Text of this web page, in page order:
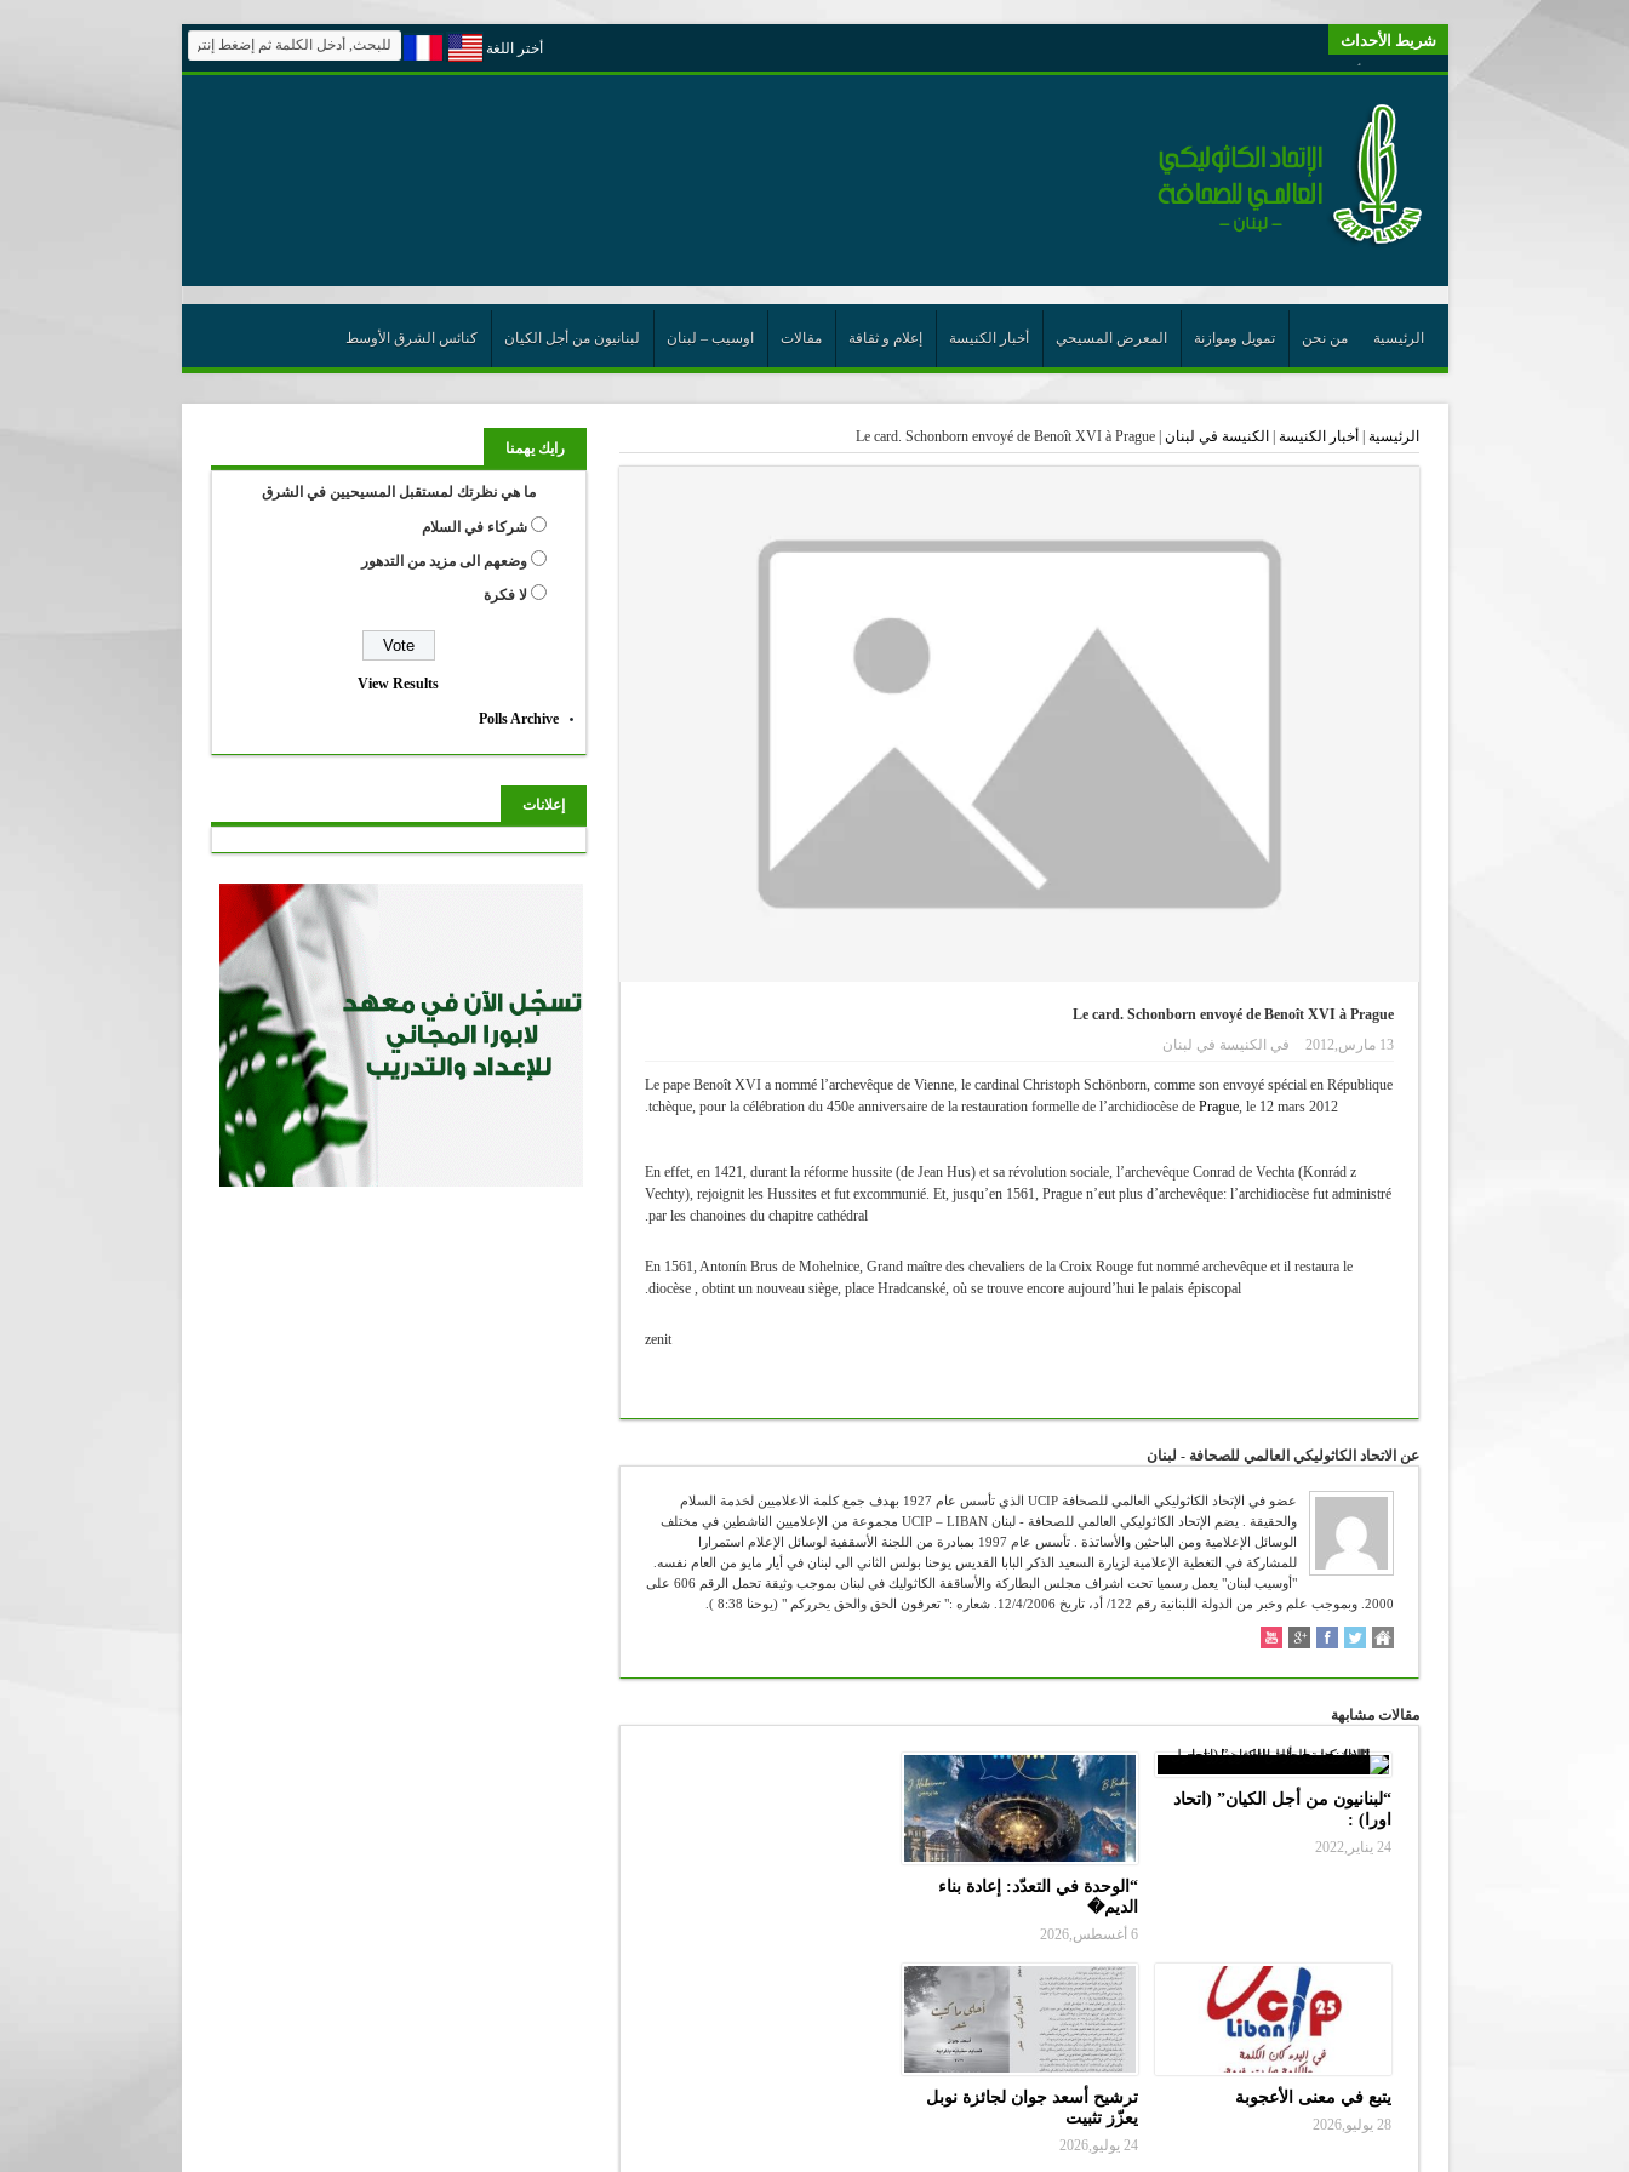
شريط الأحداث
“لبنانيون من أجل الكيان” (اتحاد اورا) : طرح رئيس الجمهورية حول اللامركزية الموسعة شرط واجب للخروج من حالة الجمود
“الوحدة في التعدّد: إعادة بناء الديمقراطيّة التوافقيّة في لبنان”
يتبع في معنى الأعجوبة
ترشيح أسعد جوان لجائزة نوبل يعزّز تثبيت
احتفالات عيد القديس شربل تتواصل في بقاعكفرا…
الأعجوبة في المسيحيّة: معنًى وحدًّا
من يختصر الله يجعل الدين خطرًا
أيّ عيش مشترك نريد؟
أختر اللغة
الرئيسية من نحن تمويل وموازنة المعرض المسيحي أخبار الكنيسة إعلام و ثقافة مقالات اوسيب – لبنان لبنانيون من أجل الكيان كنائس الشرق الأوسط
الرئيسية أخبار الكنيسة الكنيسة في لبنان |
Le card. Schonborn envoyé de Benoît XVI à Prague
Le card. Schonborn envoyé de Benoît XVI à Prague
13 مارس,2012
في الكنيسة في لبنان
Le pape Benoît XVI a nommé l’archevêque de Vienne, le cardinal Christoph Schönborn, comme son envoyé spécial en République
tchèque, pour la célébration du 450e anniversaire de la restauration formelle de l’archidiocèse de Prague, le 12 mars 2012.
En effet, en 1421, durant la réforme hussite (de Jean Hus) et sa révolution sociale, l’archevêque Conrad de Vechta (Konrád z
Vechty), rejoignit les Hussites et fut excommunié. Et, jusqu’en 1561, Prague n’eut plus d’archevêque: l’archidiocèse fut administré
par les chanoines du chapitre cathédral.
En 1561, Antonín Brus de Mohelnice, Grand maître des chevaliers de la Croix Rouge fut nommé archevêque et il restaura le
diocèse , obtint un nouveau siège, place Hradcanské, où se trouve encore aujourd’hui le palais épiscopal.
zenit
عن الاتحاد الكاثوليكي العالمي للصحافة - لبنان
عضو في الإتحاد الكاثوليكي العالمي للصحافة UCIP الذي تأسس عام 1927 بهدف جمع كلمة الاعلاميين لخدمة السلام
والحقيقة . يضم الإتحاد الكاثوليكي العالمي للصحافة - لبنان UCIP – LIBAN مجموعة من الإعلاميين الناشطين في مختلف
الوسائل الإعلامية ومن الباحثين والأساتذة . تأسس عام 1997 بمبادرة من اللجنة الأسقفية لوسائل الإعلام استمرارا
للمشاركة في التغطية الإعلامية لزيارة السعيد الذكر البابا القديس يوحنا بولس الثاني الى لبنان في أيار مايو من العام نفسه.
"أوسيب لبنان" يعمل رسميا تحت اشراف مجلس البطاركة والأساقفة الكاثوليك في لبنان بموجب وثيقة تحمل الرقم 606 على
2000. وبموجب علم وخبر من الدولة اللبنانية رقم 122/ أد، تاريخ 12/4/2006. شعاره :" تعرفون الحق والحق يحرركم " (يوحنا 8:38 ).
مقالات مشابهة
“لبنانيون من أجل الكيان” (اتحاد
اورا) :
24 يناير,2022
“الوحدة في التعدّد: إعادة بناء
الديم�
6 أغسطس,2026
يتبع في معنى الأعجوبة
28 يوليو,2026
ترشيح أسعد جوان لجائزة نوبل
يعزّز تثبيت
24 يوليو,2026
رايك يهمنا
ما هي نظرتك لمستقبل المسيحيين في الشرق
شركاء في السلام
وضعهم الى مزيد من التدهور
لا فكرة
View Results
Polls Archive
إعلانات